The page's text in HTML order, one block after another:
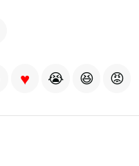
♥ 😭 😆 😡